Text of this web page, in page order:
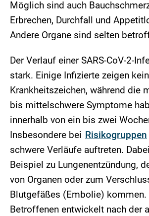
Möglich sind auch
Erbrechen, Durchfall und
Andere Organe sind selten
Der Verlauf einer SARS-CoV-2-
stark. Einige Infizierte zeigen
Krankheitszeichen, während die
bis mittelschwere Symptome
innerhalb von ein bis zwei
Insbesondere bei Risikogruppen
schwere Verläufe auftreten.
Beispiel zu Lungenentzündung,
von Organen oder zum
Blutgefäßes (Embolie) kommen.
Betroffenen entwickelt nach der